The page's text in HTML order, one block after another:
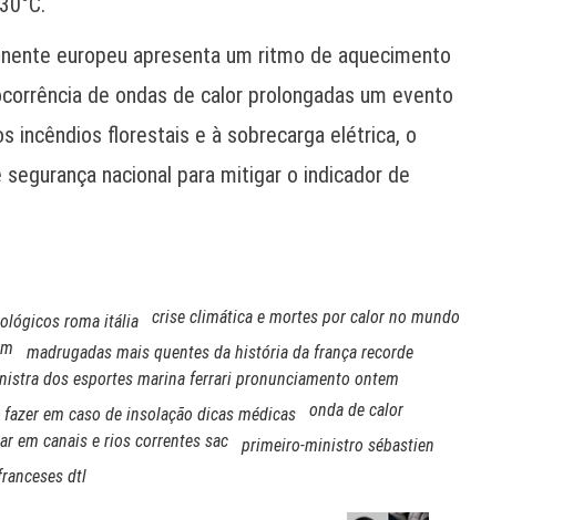
europeu apresenta um ritmo de aquecimento
de ondas de calor prolongadas um evento
incêndios florestais e à sobrecarga elétrica, o
nacional para mitigar o indicador de
roma itália
crise climática e mortes por calor no mundo
madrugadas mais quentes da história da frança recorde
dos esportes marina ferrari pronunciamento ontem
fazer em caso de insolação dicas médicas
onda de calor
em canais e rios correntes sac
primeiro-ministro sébastien
dtl